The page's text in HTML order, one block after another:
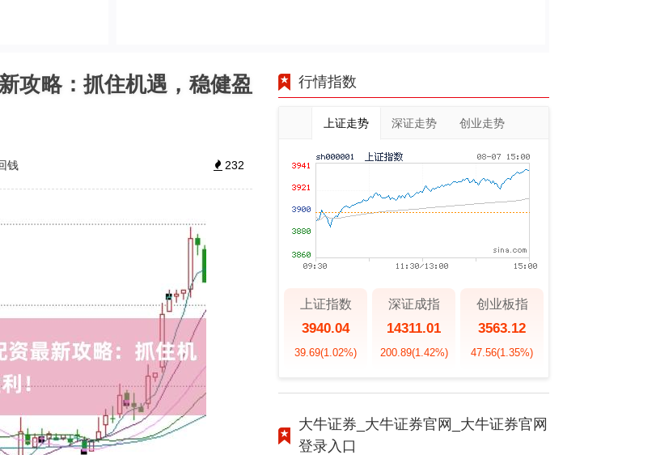
攻略：抓住机遇，稳健盈
钱 232
行情指数
上证走势 深证走势 创业走势
上证指数
3940.04
39.69(1.02%)
深证成指
14311.01
200.89(1.42%)
创业板指
3563.12
47.56(1.35%)
大牛证券_大牛证券官网_大牛证券官网
登录入口